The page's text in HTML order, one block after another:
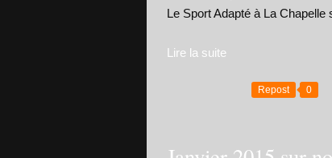
Le Sport Adapté à La
Lire la suite
Repost 0